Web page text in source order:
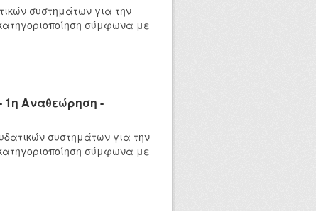
συστημάτων για την
σύμφωνα με
1η Αναθεώρηση -
συστημάτων για την
σύμφωνα με